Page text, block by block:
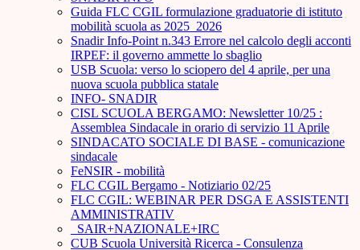
Guida FLC CGIL formulazione graduatorie di istituto
mobilità scuola as 2025_2026
Snadir Info-Point n.343 Errore nel calcolo degli acconti
IRPEF: il governo ammette lo sbaglio
USB Scuola: verso lo sciopero del 4 aprile, per una
nuova scuola pubblica statale
INFO- SNADIR
CISL SCUOLA BERGAMO: Newsletter 10/25 :
Assemblea Sindacale in orario di servizio 11 Aprile
SINDACATO SOCIALE DI BASE - comunicazione
sindacale
FeNSIR - mobilità
FLC CGIL Bergamo - Notiziario 02/25
FLC CGIL: WEBINAR PER DSGA E ASSISTENTI
AMMINISTRATIV
_SAIR+NAZIONALE+IRC
CUB Scuola Università Ricerca - Consulenza